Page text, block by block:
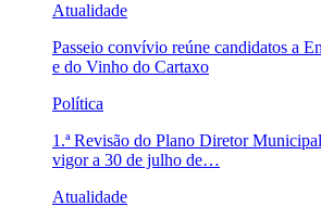
Atualidade
Passeio convívio reúne candidatos a
e do Vinho do Cartaxo
Política
1.ª Revisão do Plano Diretor
vigor a 30 de julho de…
Atualidade